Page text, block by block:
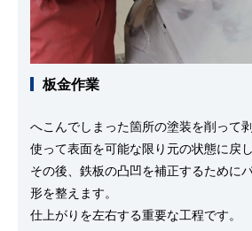
板金作業
へこんでしまった箇所の塗装を削って
使って表面を可能な限り元の状態に戻し
その後、鉄板の凸凹を補正するために
形を整えます。
仕上がりを左右する重要な工程です。